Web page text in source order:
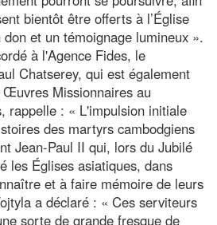
bientôt être offerts à l’Église
et un témoignage lumineux ».
à l'Agence Fides, le
Chatserey, qui est également
Missionnaires au
rappelle : « L'impulsion initiale
des martyrs cambodgiens
Jean-Paul II qui, lors du Jubilé
les Églises asiatiques, dans
et à faire mémoire de leurs
a déclaré : « Ces serviteurs
sorte de grande fresque de